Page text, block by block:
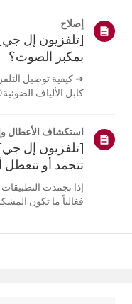
نظام التشغيل web...
إصلاح
[تلفزيون إل
بمكبر الصوت؟
➔ كيفية توصيل
باستخدام كابل ا...
استكشاف الأعطال
[تلفزيون إل جي]
تتجمد أو تتعطل
فغالباً ما تكون